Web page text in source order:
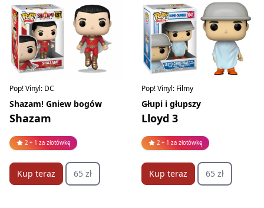
Pop! Vinyl: DC
Shazam! Gniew bogów
Shazam
2 + 1 za złotówkę
Kup teraz 65 zł
Pop! Vinyl: Filmy
Głupi i głupszy
Lloyd 3
2 + 1 za złotówkę
Kup teraz 65 zł